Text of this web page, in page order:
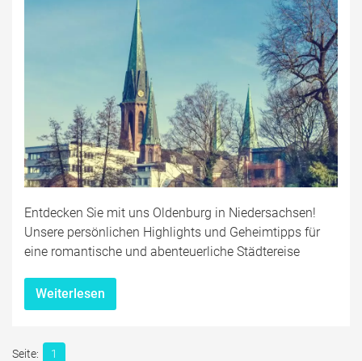
Entdecken Sie mit uns Oldenburg in Niedersachsen!
Unsere persönlichen Highlights und Geheimtipps für
eine romantische und abenteuerliche Städtereise
Weiterlesen
1